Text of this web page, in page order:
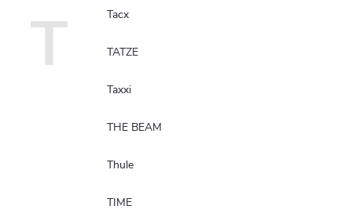
T Tacx
TATZE
Taxxi
THE BEAM
Thule
TIME